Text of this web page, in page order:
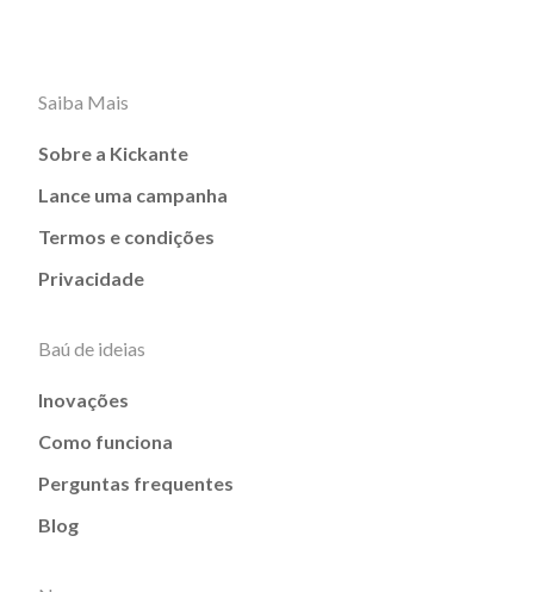
Saiba Mais
Sobre a Kickante
Lance uma campanha
Termos e condições
Privacidade
Baú de ideias
Inovações
Como funciona
Perguntas frequentes
Blog